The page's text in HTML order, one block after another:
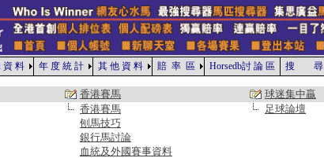
資 料 年 度 統 計 其 他 資 料 賠 率 區 Horsedb討 論 區 搜 尋
香港賽馬 球迷集中贏
香港賽馬
足球論壇
刨馬技巧
銀行馬討論
血統及外國賽事資料